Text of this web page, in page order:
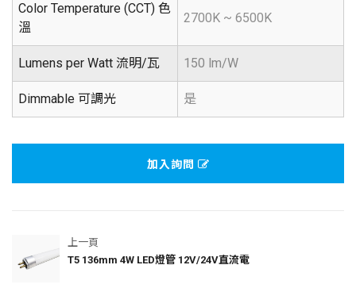
Color Temperature (CCT) 色
溫
2700K ~ 6500K
Lumens per Watt 流明/瓦 150 lm/W
Dimmable 可調光 是
加入詢問
上一頁
T5 136mm 4W LED燈管 12V/24V直流電